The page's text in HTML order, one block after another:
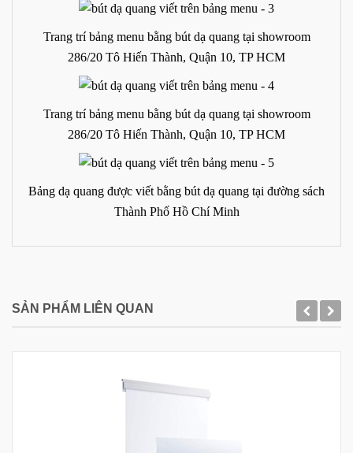
Trang trí bảng menu bằng bút dạ quang tại showroom
286/20 Tô Hiến Thành, Quận 10, TP HCM
Trang trí bảng menu bằng bút dạ quang tại showroom
286/20 Tô Hiến Thành, Quận 10, TP HCM
Bảng dạ quang được viết bằng bút dạ quang tại đường sách
Thành Phố Hồ Chí Minh
SẢN PHẨM LIÊN QUAN